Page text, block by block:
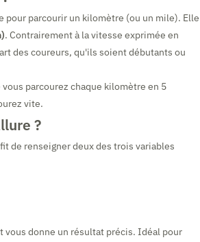
pour parcourir un kilomètre (ou un mile). Elle
. Contrairement à la vitesse exprimée en
des coureurs, qu'ils soient débutants ou
parcourez chaque kilomètre en 5
vite.
?
de renseigner deux des trois variables
donne un résultat précis. Idéal pour